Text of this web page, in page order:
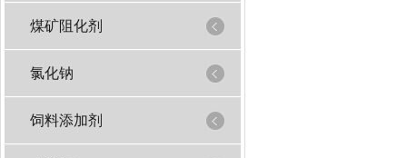
煤矿阻化剂
氯化钠
饲料添加剂